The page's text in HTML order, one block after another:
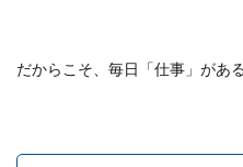
だからこそ、毎日「仕事」がある